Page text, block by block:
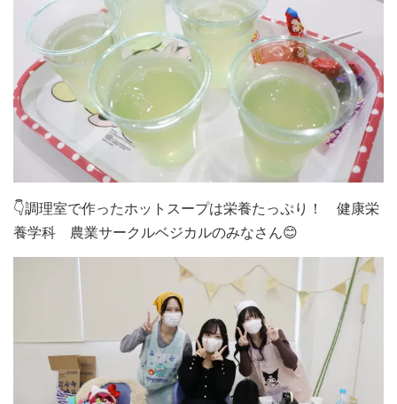
👇調理室で作ったホットスープは栄養たっぷり！ 健康栄
養学科 農業サークルベジカルのみなさん😊